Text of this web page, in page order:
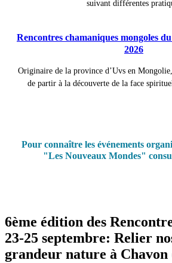
suivant différentes
Rencontres chamaniques mongoles
2026
Originaire de la province d’Uvs en
de partir à la découverte de la face
Pour connaître les événements
"Les Nouveaux Mondes"
6ème édition des
23-25 septembre: Relier
grandeur nature à Chavon